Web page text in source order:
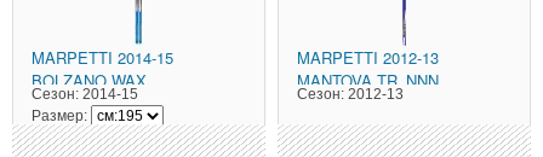
MARPETTI 2014-15
BOLZANO WAX
Сезон: 2014-15
Размер:
MARPETTI 2012-13
MANTOVA TR_NNN
Сезон: 2012-13